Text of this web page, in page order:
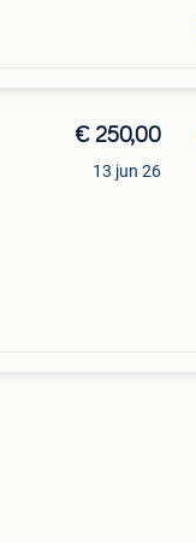
€ 250,00
13 jun 26